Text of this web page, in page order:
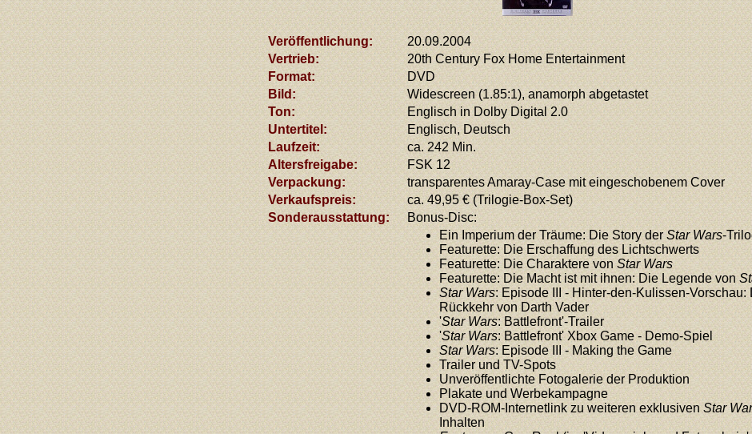
Veröffentlichung:
20.09.2004
Vertrieb:
20th Century Fox Home Entertainment
Format:
DVD
Bild:
Widescreen (1.85:1), anamorph abgetastet
Ton:
Englisch in Dolby Digital 2.0
Untertitel :
Englisch, Deutsch
Laufzeit:
ca. 242 Min.
Altersfreigabe:
FSK 12
Verpackung:
transparentes Amaray-Case mit eingeschobenem Cover
Verkaufspreis:
ca. 49,95 € (Trilogie-Box-Set)
Sonderausstattung:
Bonus-Disc:
Ein Imperium der Träume: Die Story derStar Wars-
Featurette: Die Erschaffung des Lichtschwerts
Featurette: Die Charaktere vonStar Wars
Featurette: Die Macht ist mit ihnen: Die Legende von
Star Wars: Episode III - Hinter-den-Kulissen-Vorschau:
Rückkehr von Darth Vader
'Star Wars: Battlefront'-Trailer
'Star Wars: Battlefront' Xbox Game - Demo-Spiel
Star Wars: Episode III - Making the Game
Trailer und TV-Spots
Unveröffentlichte Fotogalerie der Produktion
Plakate und Werbekampagne
DVD-ROM-Internetlink zu weiteren exklusivenStar
Inhalten